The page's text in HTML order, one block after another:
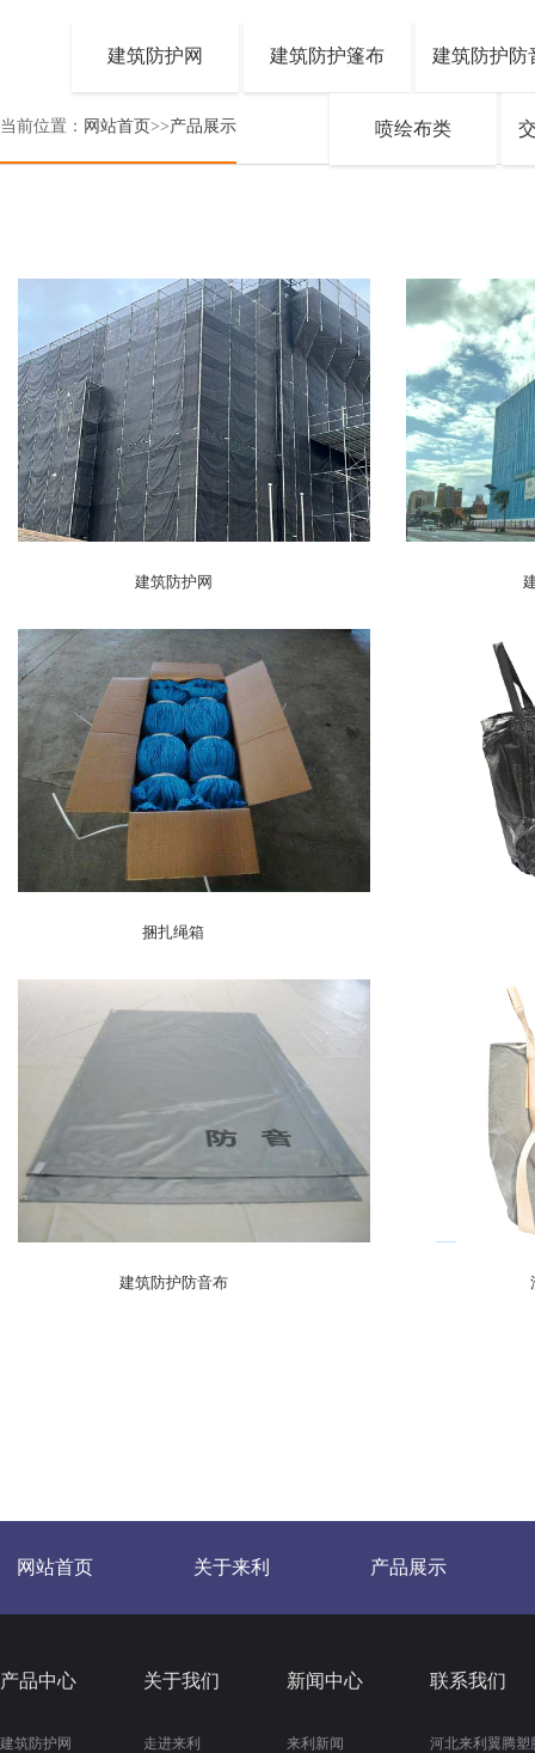
建筑防护网 建筑防护篷布 建筑防护防
喷绘布类
当前位置： 网站首页>>产品展示
建筑防护网
捆扎绳箱
建筑防护防音布
网站首页 关于来利 产品展示
产品中心
建筑防护网
关于我们
走进来利
新闻中心
来利新闻
联系我们
河北来利翼腾塑